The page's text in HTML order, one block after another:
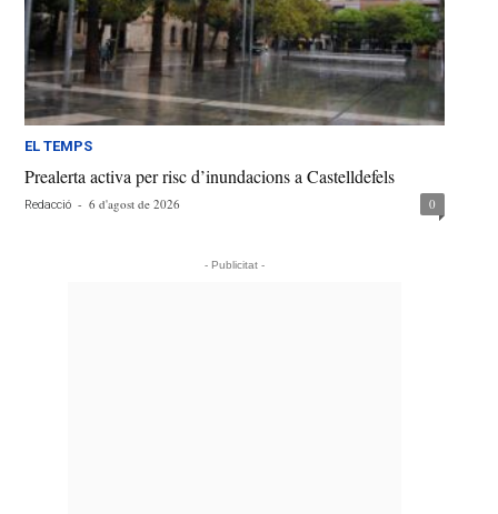
EL TEMPS
Prealerta activa per risc d’inundacions a Castelldefels
Redacció - 6 d'agost de 2026 0
- Publicitat -